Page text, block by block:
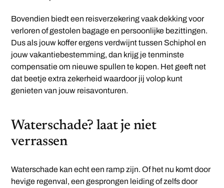
Bovendien biedt een reisverzekering vaak dekking voor
verloren of gestolen bagage en persoonlijke bezittingen.
Dus als jouw koffer ergens verdwijnt tussen Schiphol en
jouw vakantiebestemming, dan krijg je tenminste
compensatie om nieuwe spullen te kopen. Het geeft net
dat beetje extra zekerheid waardoor jij volop kunt
genieten van jouw reisavonturen.
Waterschade? laat je niet
verrassen
Waterschade kan echt een ramp zijn. Of het nu komt door
hevige regenval, een gesprongen leiding of zelfs door